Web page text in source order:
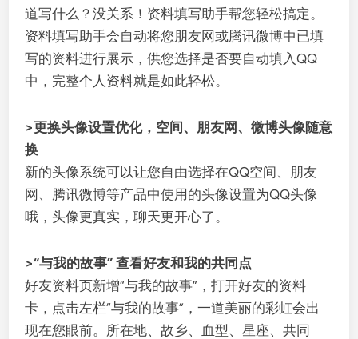
道写什么？没关系！资料填写助手帮您轻松搞定。
资料填写助手会自动将您朋友网或腾讯微博中已填
写的资料进行展示，供您选择是否要自动填入QQ
中，完整个人资料就是如此轻松。
>更换头像设置优化，空间、朋友网、微博头像随意
换
新的头像系统可以让您自由选择在QQ空间、朋友
网、腾讯微博等产品中使用的头像设置为QQ头像
哦，头像更真实，聊天更开心了。
>“与我的故事” 查看好友和我的共同点
好友资料页新增“与我的故事”，打开好友的资料
卡，点击左栏“与我的故事”，一道美丽的彩虹会出
现在您眼前。所在地、故乡、血型、星座、共同